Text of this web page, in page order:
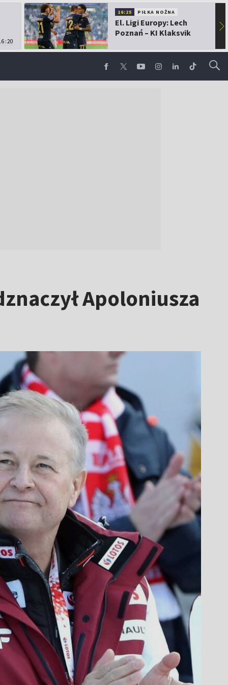
16:25 PIŁKA NOŻNA
El. Ligi Europy: Lech
Poznań – KI Klaksvik
▶
Apoloniusza